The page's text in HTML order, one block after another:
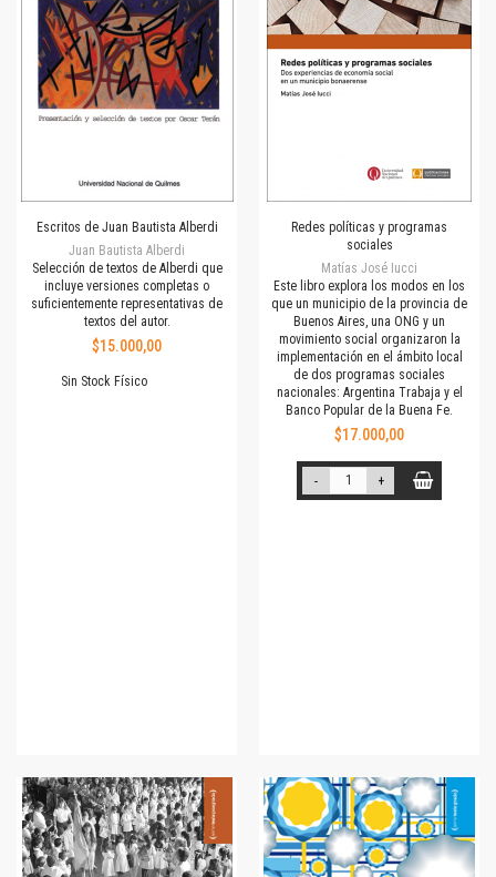
Escritos de Juan Bautista Alberdi
Juan Bautista Alberdi
Selección de textos de Alberdi que
incluye versiones completas o
suficientemente representativas de
textos del autor.
$15.000,00
Sin Stock Físico
Redes políticas y programas
sociales
Matías José Iucci
Este libro explora los modos en los
que un municipio de la provincia de
Buenos Aires, una ONG y un
movimiento social organizaron la
implementación en el ámbito local
de dos programas sociales
nacionales: Argentina Trabaja y el
Banco Popular de la Buena Fe.
$17.000,00
- +